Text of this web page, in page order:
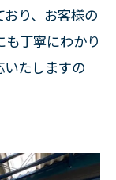
り、お客様の
丁寧にわかり
たしますの